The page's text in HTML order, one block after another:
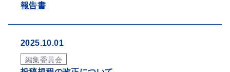
報告書
2025.10.01
編集委員会